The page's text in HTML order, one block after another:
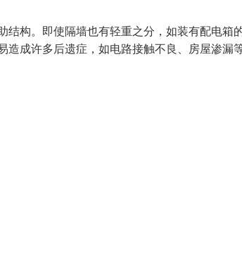
构。即使隔墙也有轻重之分，如装有配电箱
成许多后遗症，如电路接触不良、房屋渗漏